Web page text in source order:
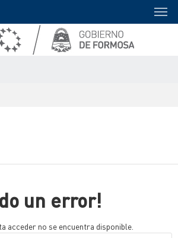
un error!
acceder no se encuentra disponible.